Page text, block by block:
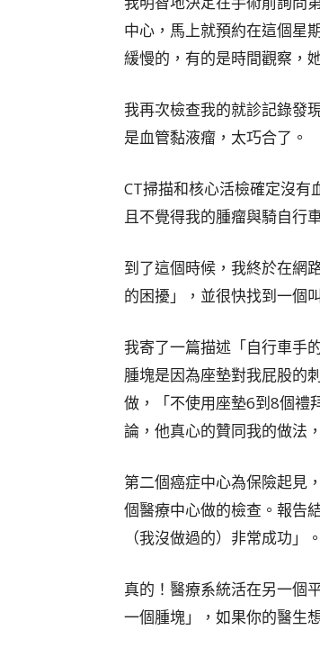
中心，馬上就預約在這個星
緩慢的，有的是時間觀察，
我再次檢查我的就診記錄發
是血管黏液瘤，太巧合了。
CT掃描和核心活檢確定沒有
且不覺得我的腫瘤與騎自行
到了這個時候，我終於在網
的困擾」，並很快找到一個
我寄了一篇描述「自行車手
腫塊是因為座墊對我屁股的
做，「不使用座墊6到8個禮
論，他真心的贊同我的做法
第二個癌症中心為保險起見
個醫療中心做的檢查。報告
（我沒做過的）非常成功」。
真的！醫療系統活在另一個
一個腫塊」，如果你的醫生